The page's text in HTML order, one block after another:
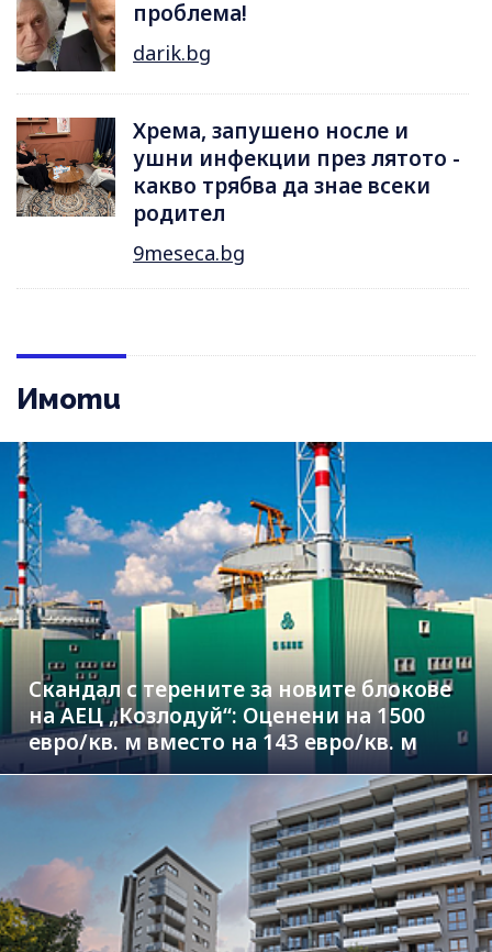
проблема!
darik.bg
Хрема, запушено носле и
ушни инфекции през лятотo -
какво трябва да знае всеки
родител
9meseca.bg
Имоти
Скандал с терените за новите блокове
на АЕЦ „Козлодуй“: Оценени на 1500
евро/кв. м вместо на 143 евро/кв. м